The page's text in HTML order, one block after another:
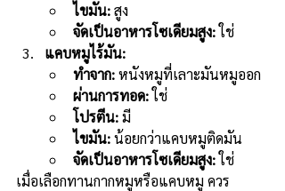
ไขมัน: สูง
จัดเป็นอาหารโซเดียมสูง: ใช่
แคบหมูไร้มัน:
ทำจาก: หนังหมูที่เลาะมันหมูออก
ผ่านการทอด: ใช่
โปรตีน: มี
ไขมัน: น้อยกว่าแคบหมูติดมัน
จัดเป็นอาหารโซเดียมสูง: ใช่
เมื่อเลือกทานกากหมูหรือแคบหมู ควร